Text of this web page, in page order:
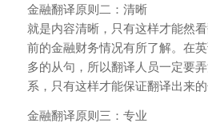
金融翻译原则二：清晰
就是内容清晰，只有这样才能然
前的金融财务情况有所了解。在
多的从句，所以翻译人员一定要
系，只有这样才能保证翻译出来的
金融翻译原则三：专业